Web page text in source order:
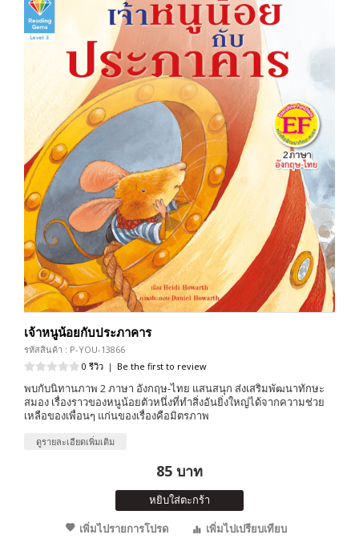
เจ้าหนูน้อยกับประภาคาร
รหัสสินค้า : P-YOU-13866
0 รีวิว | Be the first to review
พบกับนิทานภาพ 2 ภาษา อังกฤษ-ไทย แสนสนุก ส่งเสริมพัฒนาทักษะ
สมอง เรื่องราวของหนูน้อยตัวหนึ่งที่ทำสิ่งอันยิ่งใหญ่ได้จากความช่วย
เหลือของเพื่อนๆ แก่นของเรื่องคือมิตรภาพ
ดูรายละเอียดเพิ่มเติม
85 บาท
หยิบใส่ตะกร้า
เพิ่มไปรายการโปรด
เพิ่มไปเปรียบเทียบ